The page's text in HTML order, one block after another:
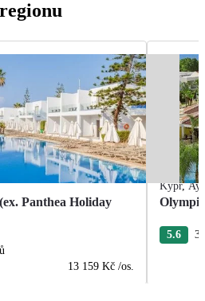
Panthea Holiday
13 159 Kč /os.
Kypr,
5.6 3